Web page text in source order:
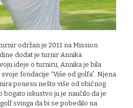
održan je 2011 na Mission
dodat je turnir Annika
ideje o turniru, Annika je bila
fondacije “Više od golfa”. Njena
ponesu nešto više od običnog
bogato iskustvo ju je naučilo da je
svinga da bi se pobedilo na